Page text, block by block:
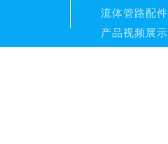
流体管路配件
产品视频展示